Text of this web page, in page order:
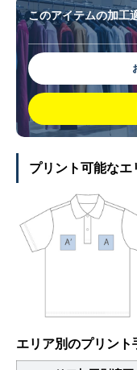
このアイテムの加工
プリント可能なエ
エリア別のプリント